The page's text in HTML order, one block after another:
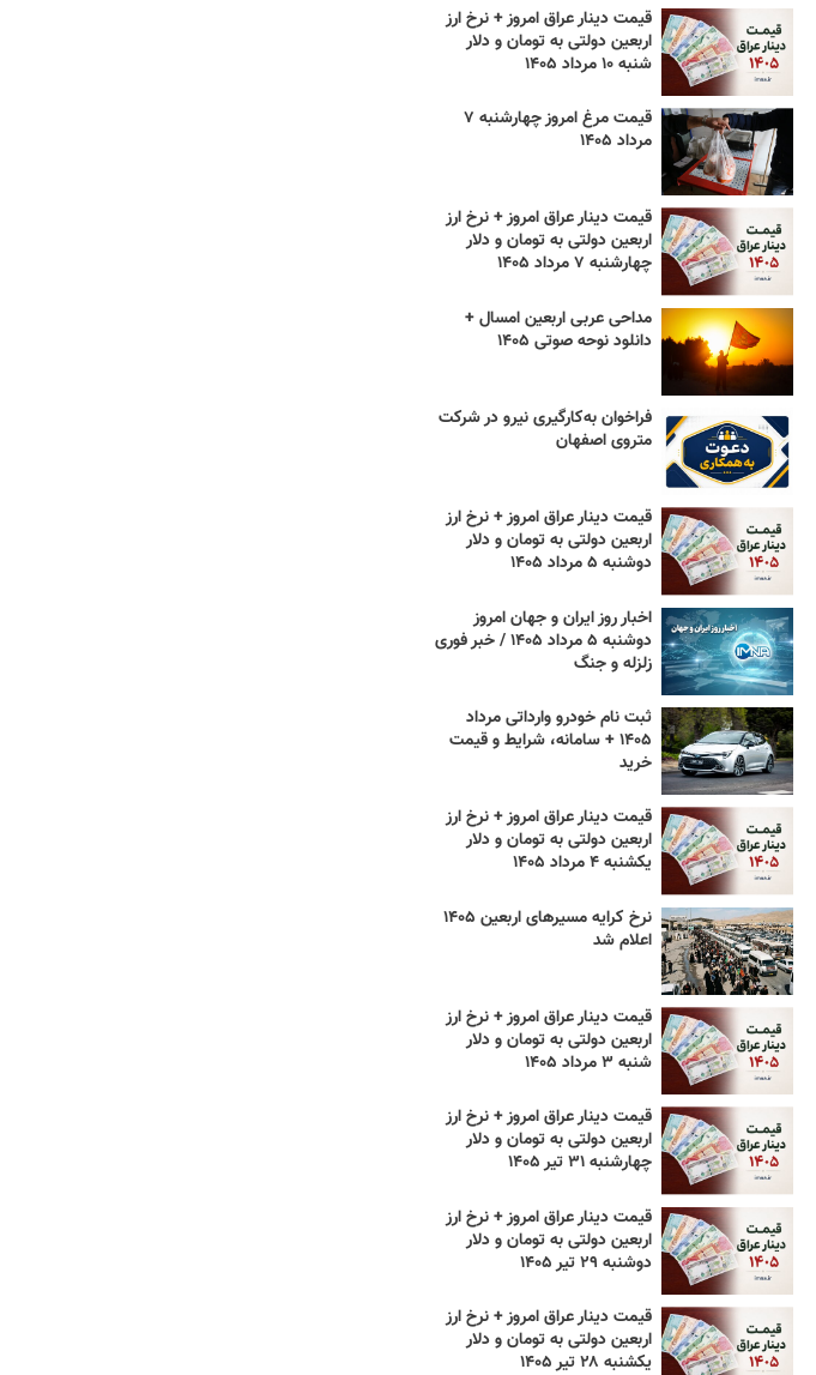
قیمت دینار عراق امروز + نرخ ارز
اربعین دولتی به تومان و دلار
شنبه ۱۰ مرداد ۱۴۰۵
قیمت مرغ امروز چهارشنبه ۷
مرداد ۱۴۰۵
قیمت دینار عراق امروز + نرخ ارز
اربعین دولتی به تومان و دلار
چهارشنبه ۷ مرداد ۱۴۰۵
مداحی عربی اربعین امسال +
دانلود نوحه صوتی ۱۴۰۵
فراخوان به‌کارگیری نیرو در شرکت
متروی اصفهان
قیمت دینار عراق امروز + نرخ ارز
اربعین دولتی به تومان و دلار
دوشنبه ۵ مرداد ۱۴۰۵
اخبار روز ایران و جهان امروز
دوشنبه ۵ مرداد ۱۴۰۵ / خبر فوری
زلزله و جنگ
ثبت نام خودرو وارداتی مرداد
۱۴۰۵ + سامانه، شرایط و قیمت
خرید
قیمت دینار عراق امروز + نرخ ارز
اربعین دولتی به تومان و دلار
یکشنبه ۴ مرداد ۱۴۰۵
نرخ کرایه مسیرهای اربعین ۱۴۰۵
اعلام شد
قیمت دینار عراق امروز + نرخ ارز
اربعین دولتی به تومان و دلار
شنبه ۳ مرداد ۱۴۰۵
قیمت دینار عراق امروز + نرخ ارز
اربعین دولتی به تومان و دلار
چهارشنبه ۳۱ تیر ۱۴۰۵
قیمت دینار عراق امروز + نرخ ارز
اربعین دولتی به تومان و دلار
دوشنبه ۲۹ تیر ۱۴۰۵
قیمت دینار عراق امروز + نرخ ارز
اربعین دولتی به تومان و دلار
یکشنبه ۲۸ تیر ۱۴۰۵